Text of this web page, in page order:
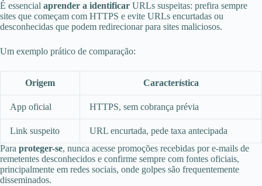
É essencial aprender a identificar URLs suspeitas: prefira sempre
sites que começam com HTTPS e evite URLs encurtadas ou
desconhecidas que podem redirecionar para sites maliciosos.
Um exemplo prático de comparação:
Origem Característica
App oficial HTTPS, sem cobrança prévia
Link suspeito
URL encurtada, pede taxa antecipada
Para proteger-se, nunca acesse promoções recebidas por e-mails de
remetentes desconhecidos e confirme sempre com fontes oficiais,
principalmente em redes sociais, onde golpes são frequentemente
disseminados.